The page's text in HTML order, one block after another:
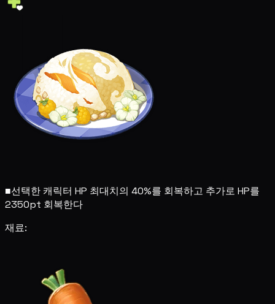
■선택한 캐릭터 HP 최대치의 40%를 회복하고 추가로 HP를
2350pt 회복한다
재료: